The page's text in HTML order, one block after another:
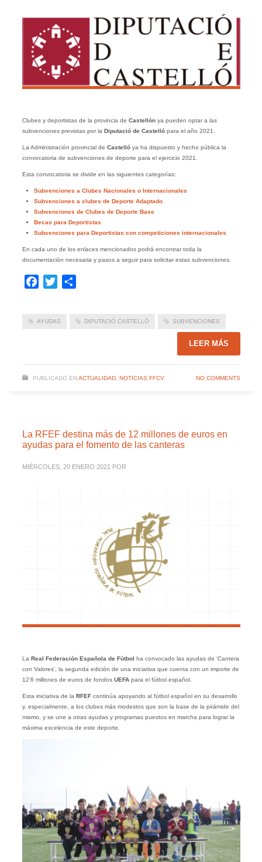
Clubes y deportistas de la provincia de Castellón ya pueden optar a las
subvenciones previstas por la Diputació de Castellópara el año 2021.
La Administración provincial de Castelló ya ha dispuesto y hecho pública la
convocatoria de subvenciones de deporte para el ejercicio 2021.
Esta convocatoria se divide en las siguientes categorías:
Subvenciones a Clubes Nacionales o Internacionales
Subvenciones a clubes de Deporte Adaptado
Subvenciones de Clubes de Deporte Base
Becas para Deportistas
Subvenciones para Deportistas con competiciones internacionales
En cada uno de los enlaces mencionados podrá encontrar toda la
documentación necesaria y pasos a seguir para solicitar estas subvenciones.
Facebook
Twitter
AYUDAS DIPUTACIÓ CASTELLÓ SUBVENCIONES
LEER MÁS
PUBLICADO EN ACTUALIDAD, NOTICIAS FFCV NO COMMENTS
La RFEF destina más de 12 millones de euros en
ayudas para el fomento de las canteras
MIÉRCOLES, 20 ENERO 2021 POR
La Real Federación Española de Fútbol ha convocado las ayudas de ‘Cantera
con Valores’, la segunda edición de una iniciativa que cuenta con un importe de
12’6 millones de euros de fondos UEFApara el fútbol español.
Esta iniciativa de la RFEF continúa apoyando al fútbol español en su desarrollo
y, especialmente, a los clubes más modestos que son la base de la pirámide del
mismo, y se une a otras ayudas y programas puestos en marcha para lograr la
máxima excelencia de este deporte.